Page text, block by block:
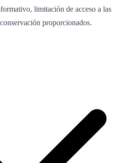
limitación de acceso a las
proporcionados.